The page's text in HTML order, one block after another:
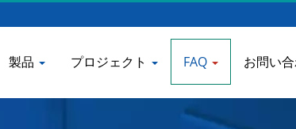
製品 プロジェクト FAQ お問い